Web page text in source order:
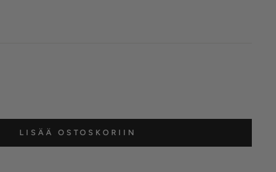
LISÄÄ OSTOSKORIIN